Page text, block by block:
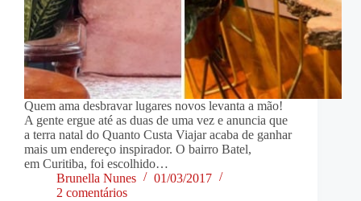
Quem ama desbravar lugares novos levanta a mão!
A gente ergue até as duas de uma vez e anuncia que
a terra natal do Quanto Custa Viajar acaba de ganhar
mais um endereço inspirador. O bairro Batel,
em Curitiba, foi escolhido…
Brunella Nunes
01/03/2017
2 comentários